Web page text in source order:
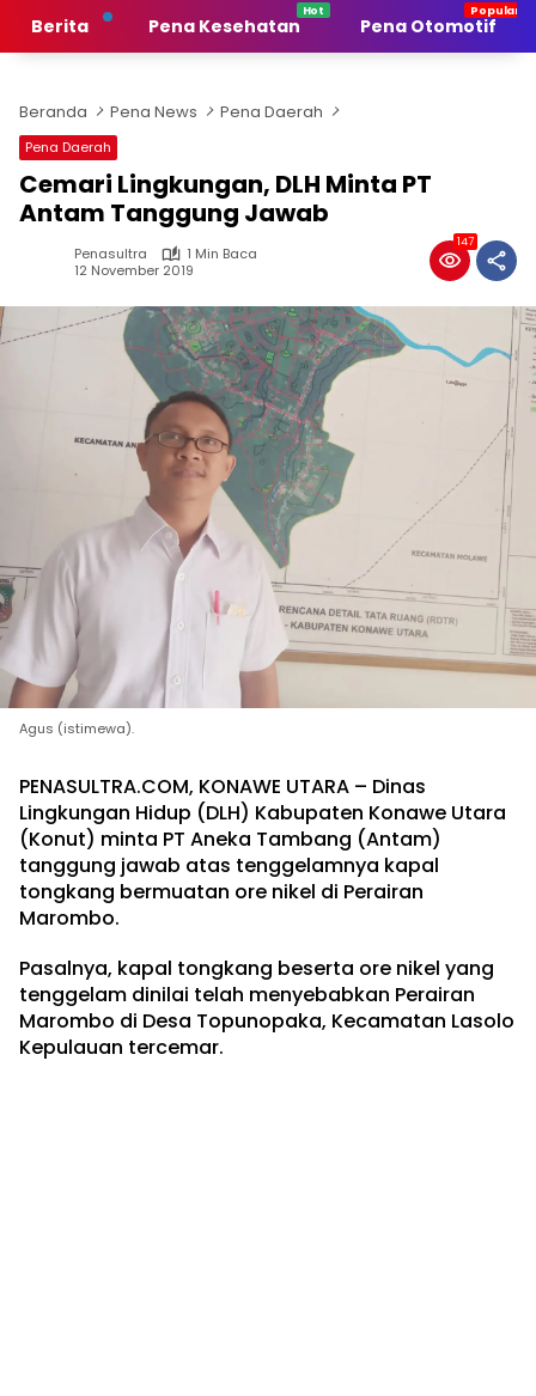
Berita Pena Kesehatan Pena Otomotif
Beranda Pena News Pena Daerah
Pena Daerah
Cemari Lingkungan, DLH Minta PT
Antam Tanggung Jawab
Penasultra
1 Min Baca
12 November 2019
147
Agus (istimewa).
PENASULTRA.COM, KONAWE UTARA – Dinas
Lingkungan Hidup (DLH) Kabupaten Konawe Utara
(Konut) minta PT Aneka Tambang (Antam)
tanggung jawab atas tenggelamnya kapal
tongkang bermuatan ore nikel di Perairan
Marombo.
Pasalnya, kapal tongkang beserta ore nikel yang
tenggelam dinilai telah menyebabkan Perairan
Marombo di Desa Topunopaka, Kecamatan Lasolo
Kepulauan tercemar.